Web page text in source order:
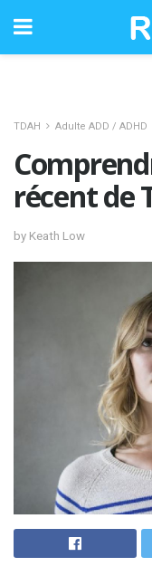
TDAH Adulte ADD / ADHD
récent de
by Keath Low